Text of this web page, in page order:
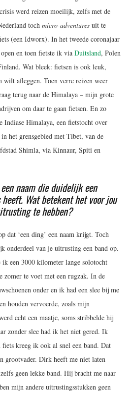
werd reizen moeilijk, zelfs met de
toch micro-adventures uit te
(een Idworx). In het tweede coronajaar
en toen fietste ik via Duitsland, Polen
Wat bleek: fietsen is ook leuk,
wilt afleggen. Toen verre reizen weer
terug naar de Himalaya – mijn grote
om daar te gaan fietsen. En zo
Indiase Himalaya, een fietstocht over
het grensgebied met Tibet, van de
Shimla, via Kinnaur, Spiti en
naam die duidelijk een
Wat betekent het voor jou
te hebben?
dat ‘een ding’ een naam krijgt. Toch
onderdeel van je uitrusting een band op.
ik een 3000 kilometer lange solotocht
zomer te voet met een rugzak. In de
onder en ik had een slee bij me
houden vervoerde, zoals mijn
echt een maatje, soms stribbelde hij
zonder slee had ik het niet gered. Ik
kreeg ik ook al snel een band. Dat
grootvader. Dirk heeft me niet laten
geen lekke band. Hij bracht me naar
mijn andere uitrustingsstukken geen